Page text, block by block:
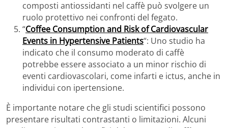
composti antiossidanti nel caffè può svolgere un
ruolo protettivo nei confronti del fegato.
“Coffee Consumption and Risk of Cardiovascular
Events in Hypertensive Patients“: Uno studio ha
indicato che il consumo moderato di caffè
potrebbe essere associato a un minor rischio di
eventi cardiovascolari, come infarti e ictus, anche in
individui con ipertensione.
È importante notare che gli studi scientifici possono
presentare risultati contrastanti o limitazioni. Alcuni